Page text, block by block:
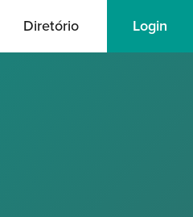
Diretório Login